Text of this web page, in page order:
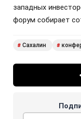
западных
форум собирает
# Сахалин #